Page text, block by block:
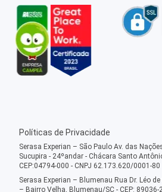
Políticas de Privacidade
Serasa Experian – São Paulo Av. das
Sucupira - 24ºandar - Chácara Santo
CEP:04794-000 - CNPJ 62.173.620/0001-80
Serasa Experian – Blumenau Rua Dr. Léo
– Bairro Velha, Blumenau/SC - CEP: 89036-